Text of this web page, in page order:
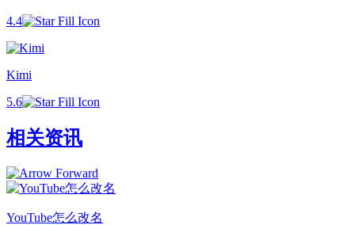
4.4
Kimi
5.6
相关资讯
YouTube怎么改名